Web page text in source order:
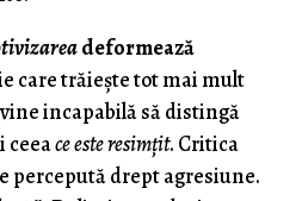
deformează
care trăiește tot mai mult
incapabilă să distingă
ceeace este resimțit. Critica
percepută drept agresiune.